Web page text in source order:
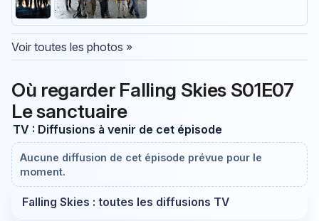
Voir toutes les photos »
Où regarder Falling Skies S01E07
Le sanctuaire
TV : Diffusions à venir de cet épisode
Aucune diffusion de cet épisode prévue pour le
moment.
Falling Skies : toutes les diffusions TV